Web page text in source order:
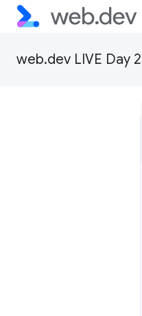
web.dev LIVE Day 2